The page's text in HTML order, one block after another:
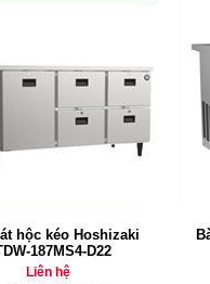
hộc kéo Hoshizaki
187MS4-D22
Liên hệ